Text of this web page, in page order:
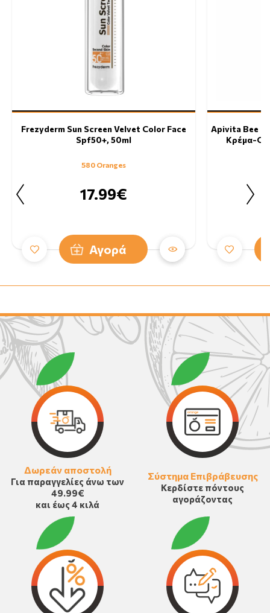
Frezyderm Sun Screen Velvet Color Face
Spf50+, 50ml
580 Oranges
17.99€
Αγορά
Apivita Bee
Κρέμα-
Δωρεάν αποστολή
Για παραγγελίες άνω των
49.99€
και έως 4 κιλά
Σύστημα Επιβράβευσης
Κερδίστε πόντους
αγοράζοντας